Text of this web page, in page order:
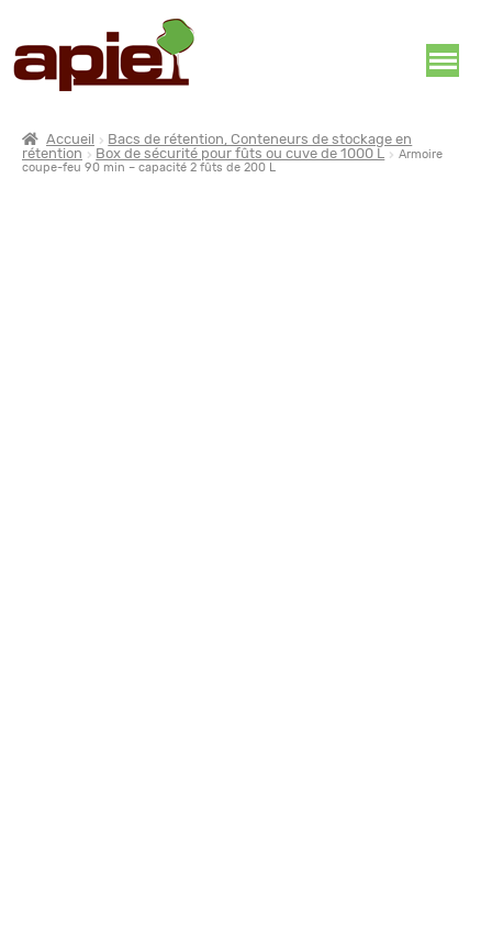
Accueil
Bacs de rétention, Conteneurs de stockage en
rétention
Box de sécurité pour fûts ou cuve de 1000 L
Armoire
coupe-feu 90 min – capacité 2 fûts de 200 L